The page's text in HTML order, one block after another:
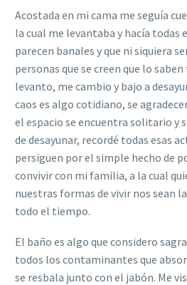
Acostada en mi cama me seguía
la cual me levantaba y hacía todas
parecen banales y que ni siquiera
personas que se creen que lo
levanto, me cambio y bajo a
caos es algo cotidiano, se
el espacio se encuentra solitario y
de desayunar, recordé todas esas
persiguen por el simple hecho de
convivir con mi familia, a la cual
nuestras formas de vivir nos sean
todo el tiempo.
El baño es algo que considero
todos los contaminantes que
se resbala junto con el jabón. Me